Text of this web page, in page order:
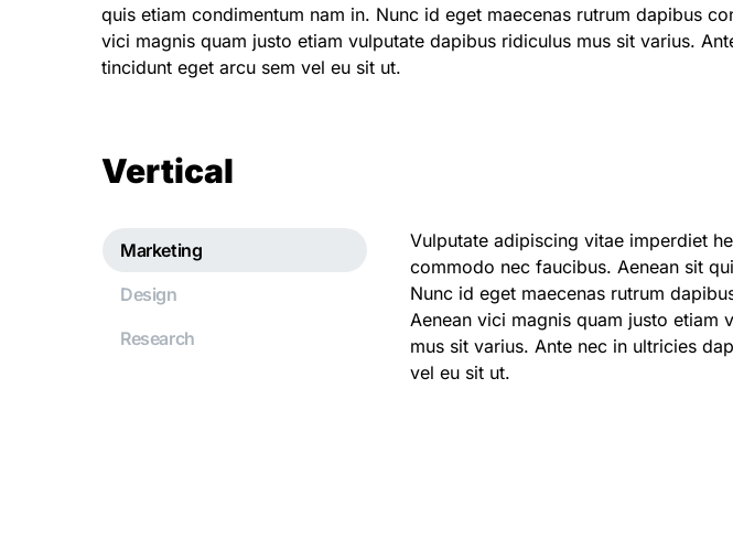
quis etiam condimentum nam in. Nunc id eget maecenas rutrum dapibus
vici magnis quam justo etiam vulputate dapibus ridiculus mus sit varius.
tincidunt eget arcu sem vel eu sit ut.
Vertical
Marketing
Design
Research
Vulputate adipiscing vitae imperdiet
commodo nec faucibus. Aenean sit
Nunc id eget maecenas rutrum
Aenean vici magnis quam justo etiam
mus sit varius. Ante nec in ultricies
vel eu sit ut.